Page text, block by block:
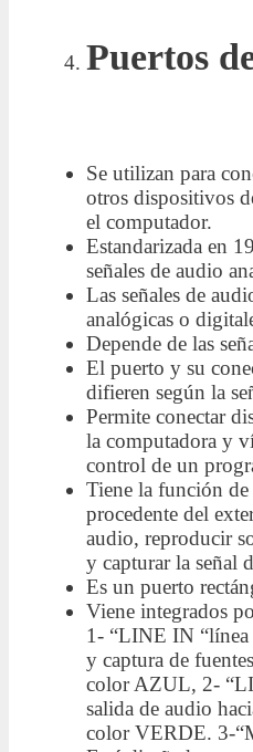
Puertos
Se utilizan para
otros dispositivos
el computador.
Estandarizada en
señales de audio
Las señales de
analógicas o
Depende de las
El puerto y su
difieren según la
Permite conectar
la computadora y
control de un
Tiene la función
procedente del
audio, reproducir
y capturar la señal
Es un puerto
Viene integrados
1- “LINE IN “línea
y captura de
color AZUL, 2-
salida de audio
color VERDE. 3-